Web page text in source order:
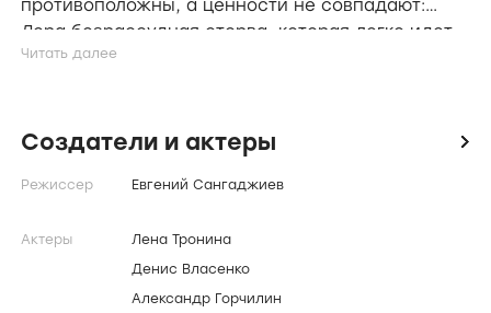
О сериале
снимать. С такого видео и начинается карьера
19-летних Леры и Влада, которые в поисках
не подходят друг другу, их характеры
противоположны, а ценности не совпадают:
Лера безрассудная оторва, которая легко идет